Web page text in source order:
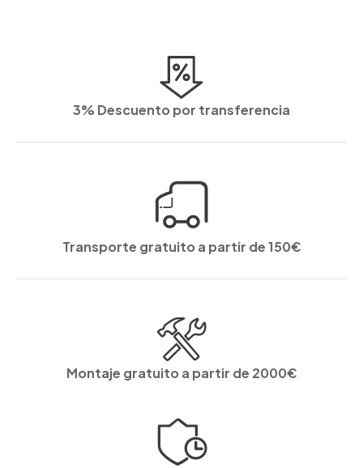
3% Descuento por transferencia
Transporte gratuito a partir de 150€
Montaje gratuito a partir de 2000€